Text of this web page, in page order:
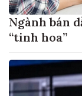
Ngành bán
“tinh hoa”